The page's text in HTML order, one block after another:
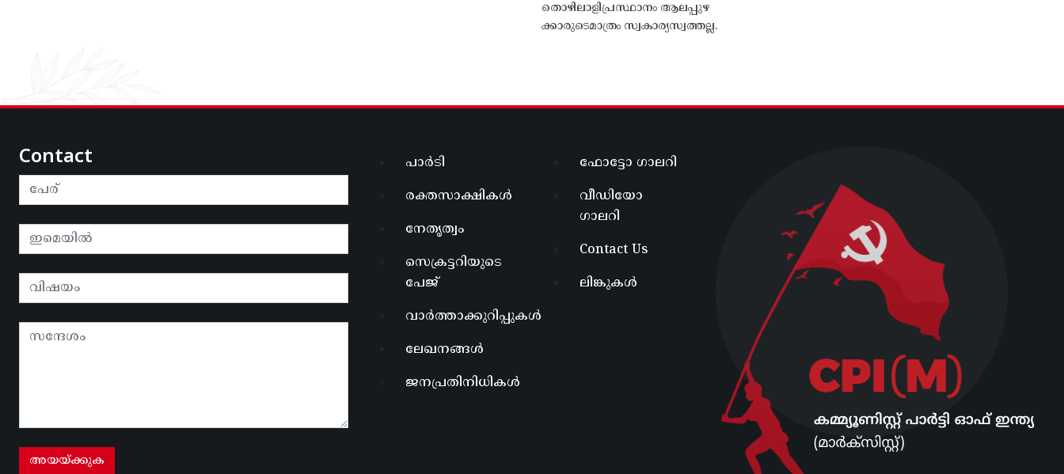
തൊഴിലാളിപ്രസ്ഥാനം ആലപ്പുഴ
ക്കാരുടെമാത്രം സ്വകാര്യസ്വത്തല്ല.
Contact പാർടി
രക്തസാക്ഷികൾ
നേതൃത്വം
സെക്രട്ടറിയുടെ
പേജ്
വാർത്താക്കുറിപ്പുകൾ
ലേഖനങ്ങൾ
ജനപ്രതിനിധികൾ
ഫോട്ടോ ഗാലറി
വീഡിയോ
ഗാലറി
Contact Us
ലിങ്കുകൾ